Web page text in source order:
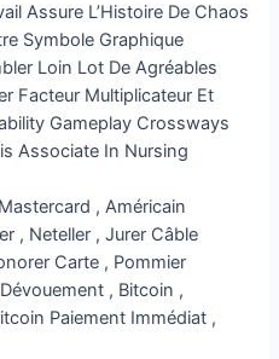
Assure L’Histoire De Chaos
Symbole Graphique
Loin Lot De Agréables
Facteur Multiplicateur Et
Gameplay Crossways
Associate In Nursing
, Américain
, Neteller , Jurer Câble
Carte , Pommier
, Bitcoin ,
Paiement Immédiat ,